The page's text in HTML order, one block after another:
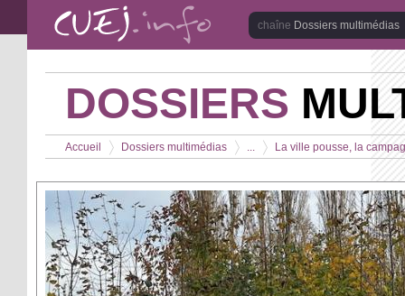
Aller au contenu principal
Dossiers multimédias
DOSSIERS
Vous êtes ici
Accueil
>
Dossiers multimédias
>
...
>
La ville pousse, la